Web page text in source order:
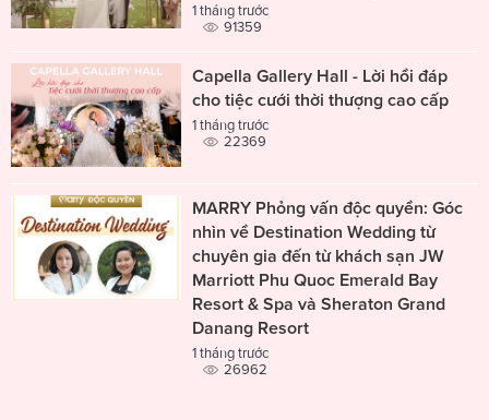
1 tháng trước
91359
Capella Gallery Hall - Lời hồi đáp
cho tiệc cưới thời thượng cao cấp
1 tháng trước
22369
MARRY Phỏng vấn độc quyền: Góc
nhìn về Destination Wedding từ
chuyên gia đến từ khách sạn JW
Marriott Phu Quoc Emerald Bay
Resort & Spa và Sheraton Grand
Danang Resort
1 tháng trước
26962